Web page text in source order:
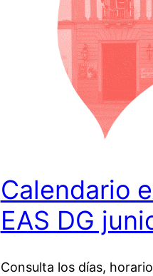
Calendario
EAS DG
Consulta los días,